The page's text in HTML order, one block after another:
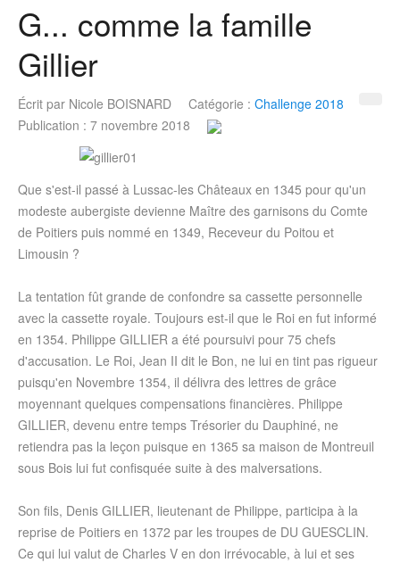
G... comme la famille
Gillier
Écrit par Nicole BOISNARD Catégorie : Challenge 2018
Publication : 7 novembre 2018
Que s'est-il passé à Lussac-les Châteaux en 1345 pour qu'un
modeste aubergiste devienne Maître des garnisons du Comte
de Poitiers puis nommé en 1349, Receveur du Poitou et
Limousin ?
La tentation fût grande de confondre sa cassette personnelle
avec la cassette royale. Toujours est-il que le Roi en fut informé
en 1354. Philippe GILLIER a été poursuivi pour 75 chefs
d'accusation. Le Roi, Jean II dit le Bon, ne lui en tint pas rigueur
puisqu'en Novembre 1354, il délivra des lettres de grâce
moyennant quelques compensations financières. Philippe
GILLIER, devenu entre temps Trésorier du Dauphiné, ne
retiendra pas la leçon puisque en 1365 sa maison de Montreuil
sous Bois lui fut confisquée suite à des malversations.
Son fils, Denis GILLIER, lieutenant de Philippe, participa à la
reprise de Poitiers en 1372 par les troupes de DU GUESCLIN.
Ce qui lui valut de Charles V en don irrévocable, à lui et ses